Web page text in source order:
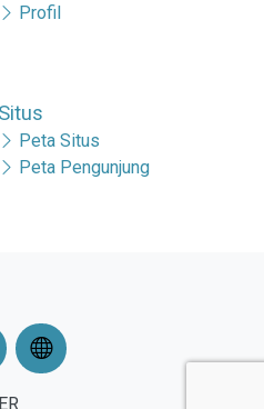
Profil
Situs
Peta Situs
Peta Pengunjung